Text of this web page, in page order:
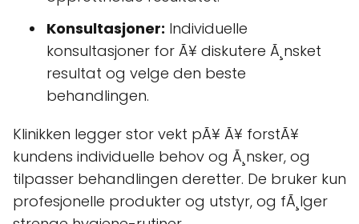
Konsultasjoner: Individuelle
konsultasjoner for Ã¥ diskutere Ã¸nsket
resultat og velge den beste
behandlingen.
Klinikken legger stor vekt pÃ¥ Ã¥ forstÃ¥
kundens individuelle behov og Ã¸nsker, og
tilpasser behandlingen deretter. De bruker kun
profesjonelle produkter og utstyr, og fÃ¸lger